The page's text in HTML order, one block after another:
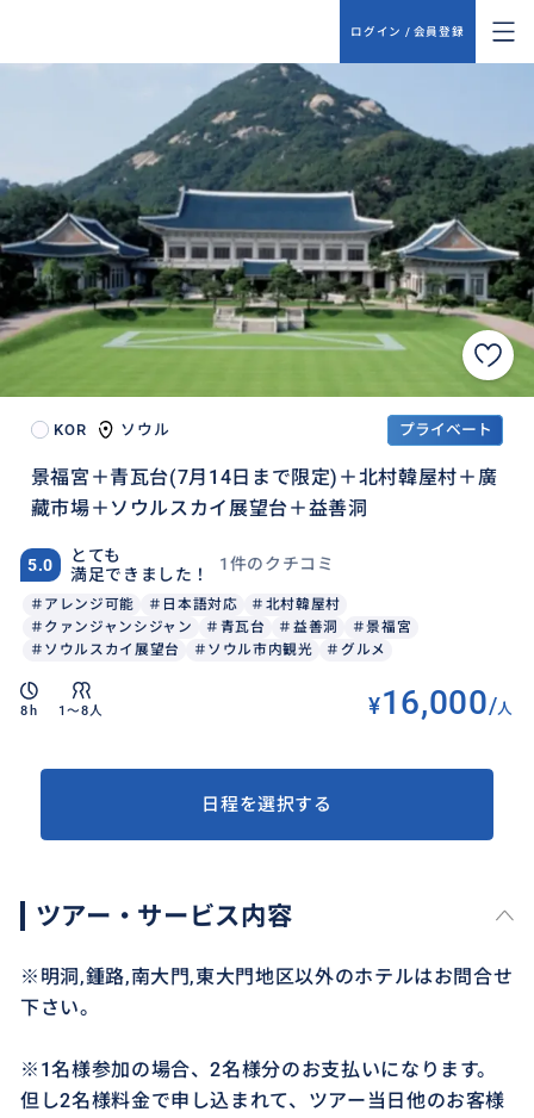
ログイン / 会員登録
KOR ソウル プライベート
景福宮＋青瓦台(7月14日まで限定)＋北村韓屋村＋廣
藏市場＋ソウルスカイ展望台＋益善洞
5.0
とても
満足できました！
1件のクチコミ
＃アレンジ可能 ＃日本語対応
＃北村韓屋村
＃クァンジャンシジャン
＃青瓦台 ＃益善洞
＃景福宮
＃ソウルスカイ展望台
＃ソウル市内観光 ＃グルメ
8h 1〜8人 ¥16,000/人
日程を選択する
ツアー・サービス内容
※明洞,鍾路,南大門,東大門地区以外のホテルはお問合せ
下さい。
※1名様参加の場合、2名様分のお支払いになります。
但し2名様料金で申し込まれて、ツアー当日他のお客様